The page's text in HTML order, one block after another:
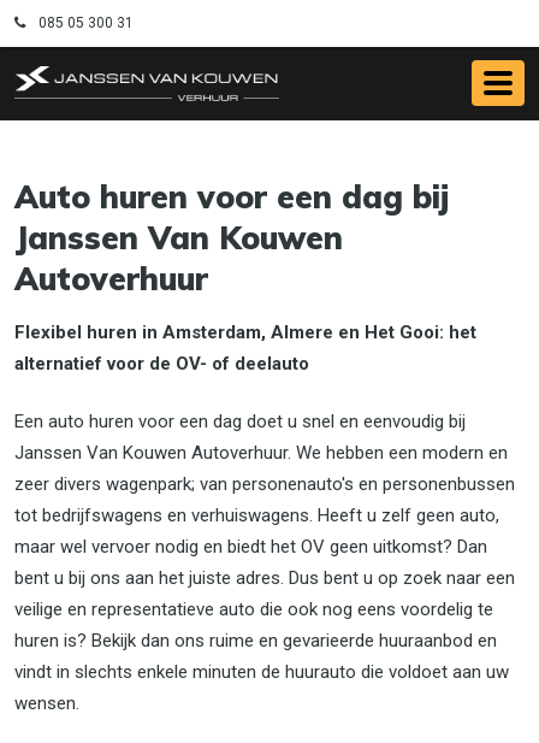
085 05 300 31
Auto huren voor een dag bij
Janssen Van Kouwen
Autoverhuur
Flexibel huren in Amsterdam, Almere en Het Gooi: het
alternatief voor de OV- of deelauto
Een auto huren voor een dag doet u snel en eenvoudig bij
Janssen Van Kouwen Autoverhuur. We hebben een modern en
zeer divers wagenpark; van personenauto's en personenbussen
tot bedrijfswagens en verhuiswagens. Heeft u zelf geen auto,
maar wel vervoer nodig en biedt het OV geen uitkomst? Dan
bent u bij ons aan het juiste adres. Dus bent u op zoek naar een
veilige en representatieve auto die ook nog eens voordelig te
huren is? Bekijk dan ons ruime en gevarieerde huuraanbod en
vindt in slechts enkele minuten de huurauto die voldoet aan uw
wensen.